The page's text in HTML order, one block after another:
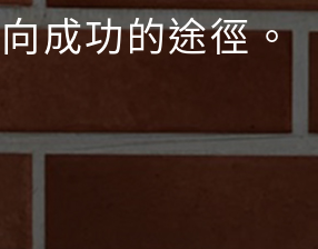
成功的途徑。